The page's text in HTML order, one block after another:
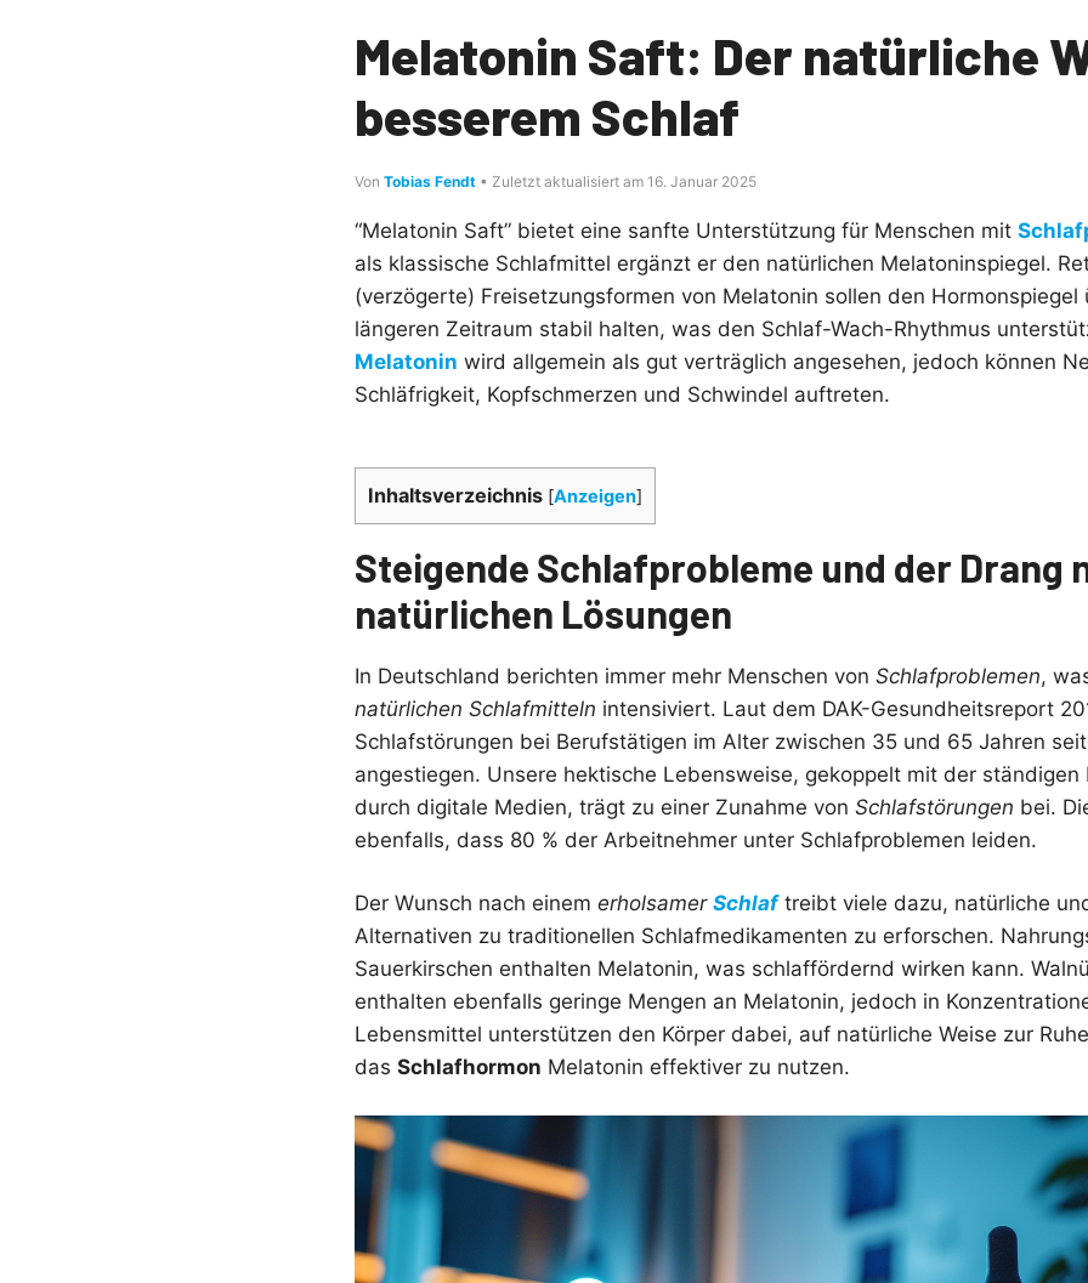
Melatonin Saft: Der natürliche
besserem Schlaf
Von Tobias Fendt • Zuletzt aktualisiert am 16. Januar 2025
“Melatonin Saft” bietet eine sanfte Unterstützung für Menschen mit
als klassische Schlafmittel ergänzt er den natürlichen Melatoninspiegel.
(verzögerte) Freisetzungsformen von Melatonin sollen den Hormonspiegel
längeren Zeitraum stabil halten, was den Schlaf-Wach-Rhythmus
Melatonin wird allgemein als gut verträglich angesehen, jedoch können
Schläfrigkeit, Kopfschmerzen und Schwindel auftreten.
Inhaltsverzeichnis [Anzeigen]
Steigende Schlafprobleme und der Drang
natürlichen Lösungen
In Deutschland berichten immer mehr Menschen von Schlafproblemen,
natürlichen Schlafmitteln intensiviert. Laut dem DAK-Gesundheitsreport
Schlafstörungen bei Berufstätigen im Alter zwischen 35 und 65 Jahren
angestiegen. Unsere hektische Lebensweise, gekoppelt mit der ständigen
durch digitale Medien, trägt zu einer Zunahme von Schlafstörungen bei.
ebenfalls, dass 80 % der Arbeitnehmer unter Schlafproblemen leiden.
Der Wunsch nach einem erholsamer Schlaftreibt viele dazu, natürliche
Alternativen zu traditionellen Schlafmedikamenten zu erforschen.
Sauerkirschen enthalten Melatonin, was schlaffördernd wirken kann.
enthalten ebenfalls geringe Mengen an Melatonin, jedoch in
Lebensmittel unterstützen den Körper dabei, auf natürliche Weise zur
das Schlafhormon Melatonin effektiver zu nutzen.